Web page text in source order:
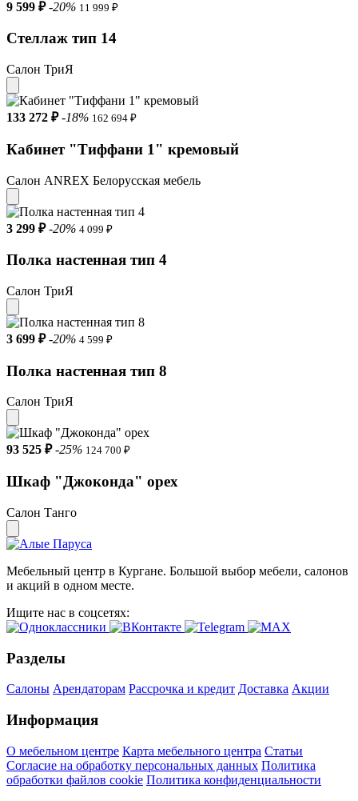
9 599 ₽ -20% 11 999 ₽
Стеллаж тип 14
Салон ТриЯ
133 272 ₽ -18% 162 694 ₽
Кабинет "Тиффани 1" кремовый
Салон ANREX Белорусская мебель
3 299 ₽ -20% 4 099 ₽
Полка настенная тип 4
Салон ТриЯ
3 699 ₽ -20% 4 599 ₽
Полка настенная тип 8
Салон ТриЯ
93 525 ₽ -25% 124 700 ₽
Шкаф "Джоконда" орех
Салон Танго
Мебельный центр в Кургане. Большой выбор мебели, салонов
и акций в одном месте.
Ищите нас в соцсетях:
Разделы
Салоны Арендаторам Рассрочка и кредит Доставка Акции
Информация
О мебельном центре Карта мебельного центра Статьи
Согласие на обработку персональных данных Политика
обработки файлов cookie Политика конфиденциальности